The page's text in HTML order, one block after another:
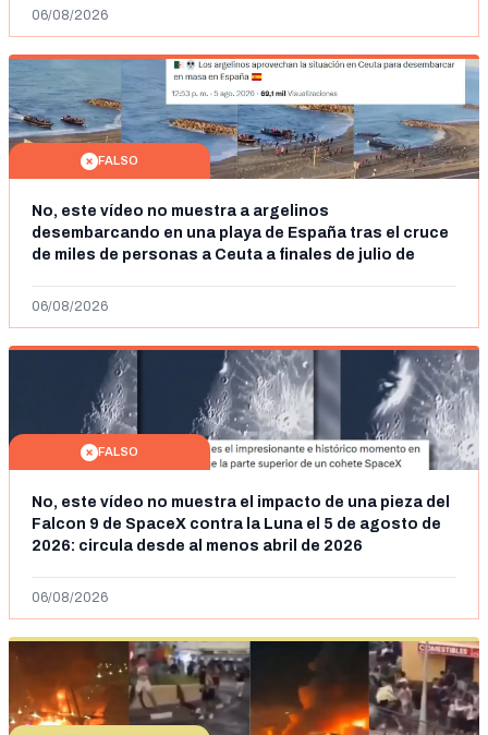
06/08/2026
FALSO
No, este vídeo no muestra a argelinos
desembarcando en una playa de España tras el cruce
de miles de personas a Ceuta a finales de julio de
06/08/2026
FALSO
No, este vídeo no muestra el impacto de una pieza del
Falcon 9 de SpaceX contra la Luna el 5 de agosto de
2026: circula desde al menos abril de 2026
06/08/2026